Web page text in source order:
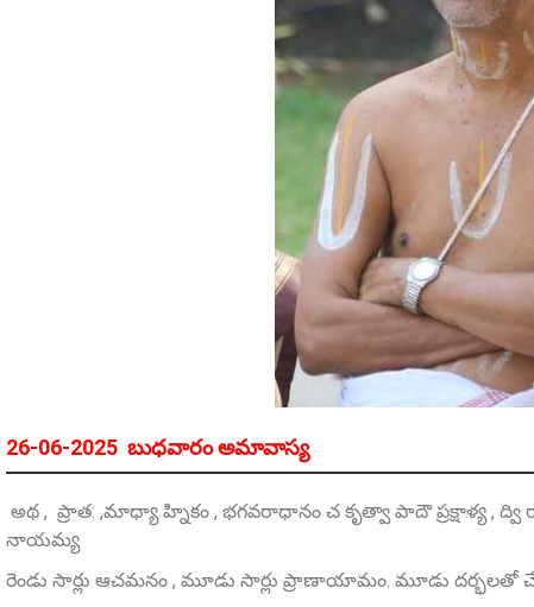
26-06-2025 బుధవారం అమావాస్య
అథ , ప్రాత: ,మాధ్యా హ్నికం , భగవరాధానం చ కృత్వా పాదౌ ప్రక్షాళ్య , ద్వి
నాయమ్య
రెండు సార్లు ఆచమనం , మూడు సార్లు ప్రాణాయామం. మూడు దర్భలతో